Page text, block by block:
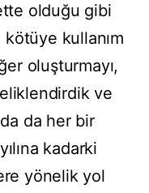
olduğu gibi
kullanım
oluşturmayı,
ve
da her bir
kadarki
yönelik yol